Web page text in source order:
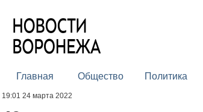
Главная Общество Политика
19:01 24 марта 2022